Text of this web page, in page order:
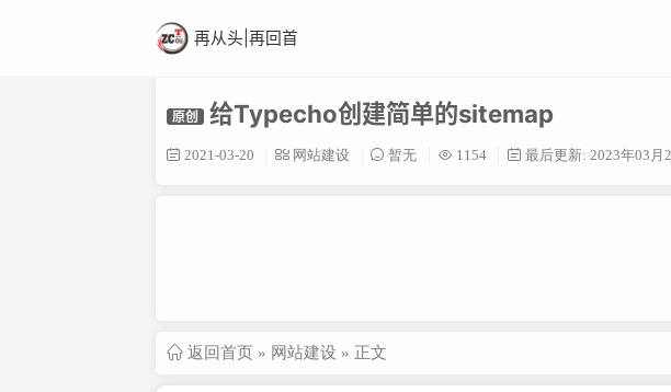
再从头|再回首
原创 给Typecho创建简单的sitemap
2021-03-20 网站建设 暂无 1154 最后更新: 2023年03月
返回首页 » 网站建设 » 正文